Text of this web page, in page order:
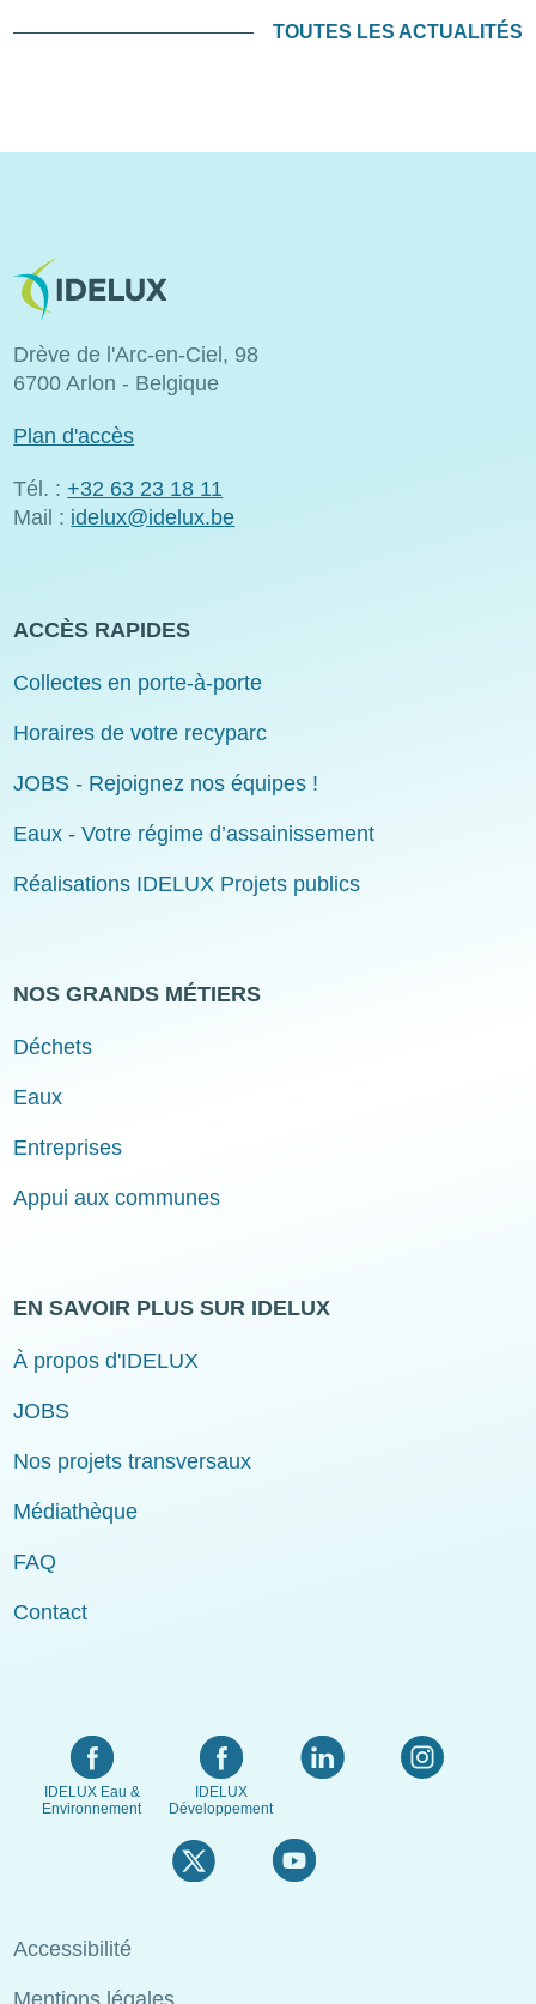
TOUTES LES ACTUALITÉS
Image
Drève de l'Arc-en-Ciel, 98
6700 Arlon - Belgique
Plan d'accès
Tél. : +32 63 23 18 11
Mail : idelux@idelux.be
ACCÈS RAPIDES
Collectes en porte-à-porte
Horaires de votre recyparc
JOBS - Rejoignez nos équipes !
Eaux - Votre régime d’assainissement
Réalisations IDELUX Projets publics
NOS GRANDS MÉTIERS
Déchets
Eaux
Entreprises
Appui aux communes
EN SAVOIR PLUS SUR IDELUX
À propos d'IDELUX
JOBS
Nos projets transversaux
Médiathèque
FAQ
Contact
IDELUX Eau &
Environnement
IDELUX
Développement
Menu
Pied
Accessibilité